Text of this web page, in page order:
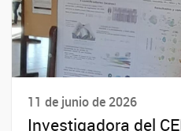
11 de junio de 2026
Investigadora del